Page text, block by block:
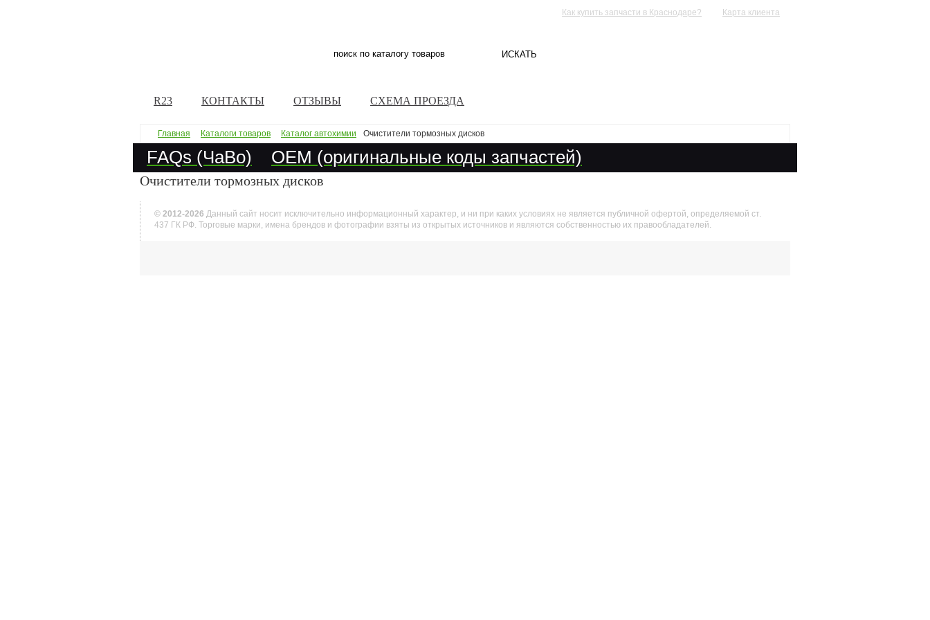
Как купить запчасти в Краснодаре? Карта клиента
R23 КОНТАКТЫ ОТЗЫВЫ СХЕМА ПРОЕЗДА
Главная Каталоги товаров Каталог автохимии Очистители тормозных дисков
FAQs (ЧаВо) OEM (оригинальные коды запчастей)
Очистители тормозных дисков
© 2012-2026 Данный сайт носит исключительно информационный характер, и ни при каких условиях не является публичной офертой, определяемой ст.
437 ГК РФ. Торговые марки, имена брендов и фотографии взяты из открытых источников и являются собственностью их правообладателей.